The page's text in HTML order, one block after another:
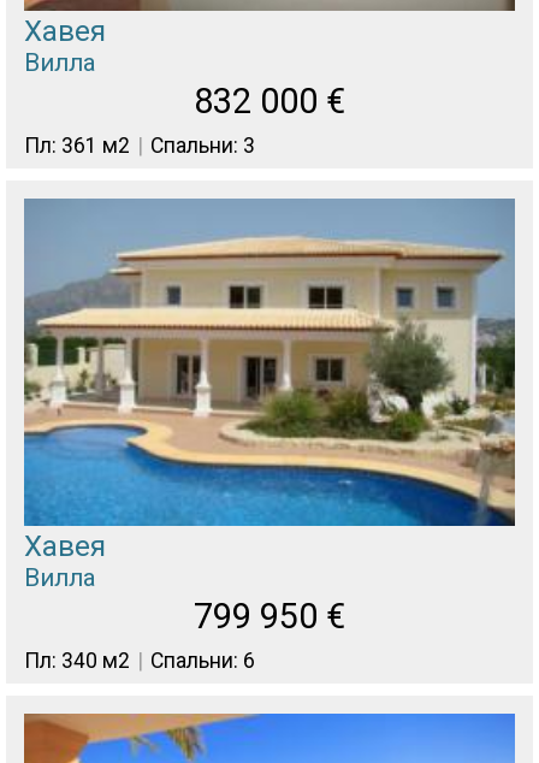
Хавея
Вилла
832 000 €
Пл: 361 м2 Спальни: 3
Хавея
Вилла
799 950 €
Пл: 340 м2 Спальни: 6